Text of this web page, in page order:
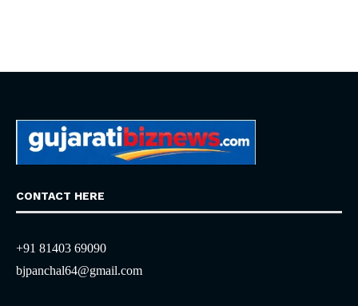
CONTACT HERE
+91 81403 69090
bjpanchal64@gmail.com